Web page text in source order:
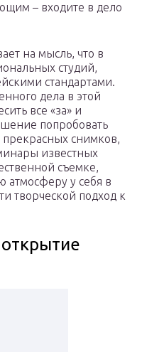
– входите в дело
на мысль, что в
студий,
стандартами.
дела в этой
все «за» и
попробовать
снимков,
известных
съемке,
атмосферу у себя в
творческой подход к
открытие